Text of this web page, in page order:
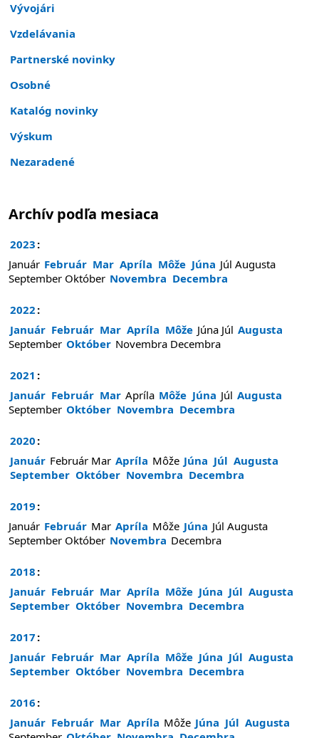
Vývojári
Vzdelávania
Partnerské novinky
Osobné
Katalóg novinky
Výskum
Nezaradené
Archív podľa mesiaca
2023 :
Január Február Mar Apríla Môže Júna Júl Augusta
September Október Novembra Decembra
2022 :
Január Február Mar Apríla Môže Júna Júl Augusta
September Október Novembra Decembra
2021 :
Január Február Mar Apríla Môže Júna Júl Augusta
September Október Novembra Decembra
2020 :
Január Február Mar Apríla Môže Júna Júl Augusta
September Október Novembra Decembra
2019 :
Január Február Mar Apríla Môže Júna Júl Augusta
September Október Novembra Decembra
2018 :
Január Február Mar Apríla Môže Júna Júl Augusta
September Október Novembra Decembra
2017 :
Január Február Mar Apríla Môže Júna Júl Augusta
September Október Novembra Decembra
2016 :
Január Február Mar Apríla Môže Júna Júl Augusta